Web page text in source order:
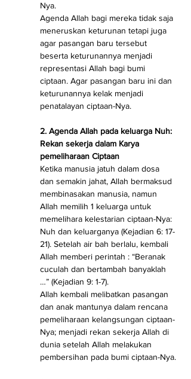
Nya.
Agenda Allah bagi mereka tidak saja
meneruskan keturunan tetapi juga
agar pasangan baru tersebut
beserta keturunannya menjadi
representasi Allah bagi bumi
ciptaan. Agar pasangan baru ini dan
keturunannya kelak menjadi
penatalayan ciptaan-Nya.
2. Agenda Allah pada keluarga Nuh:
Rekan sekerja dalam Karya
pemeliharaan Ciptaan
Ketika manusia jatuh dalam dosa
dan semakin jahat, Allah bermaksud
membinasakan manusia, namun
Allah memilih 1 keluarga untuk
memelihara kelestarian ciptaan-Nya:
Nuh dan keluarganya (Kejadian 6: 17-
21). Setelah air bah berlalu, kembali
Allah memberi perintah : “Beranak
cuculah dan bertambah banyaklah
…” (Kejadian 9: 1-7).
Allah kembali melibatkan pasangan
dan anak mantunya dalam rencana
pemeliharaan kelangsungan ciptaan-
Nya; menjadi rekan sekerja Allah di
dunia setelah Allah melakukan
pembersihan pada bumi ciptaan-Nya.